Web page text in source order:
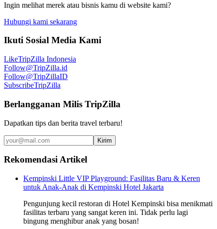
Ingin melihat merek atau bisnis kamu di website kami?
Hubungi kami sekarang
Ikuti Sosial Media Kami
LikeTripZilla Indonesia
Follow@TripZilla.id
Follow@TripZillaID
SubscribeTripZilla
Berlangganan Milis TripZilla
Dapatkan tips dan berita travel terbaru!
Kirim
Rekomendasi Artikel
Kempinski Little VIP Playground: Fasilitas Baru & Keren
untuk Anak-Anak di Kempinski Hotel Jakarta
Pengunjung kecil restoran di Hotel Kempinski bisa menikmati
fasilitas terbaru yang sangat keren ini. Tidak perlu lagi
bingung menghibur anak yang bosan!